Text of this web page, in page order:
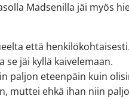
Madsenilla jäi myös
että
jäi kyllä kaivelemaan.
paljon eteenpäin kuin
muttei ehkä ihan niin